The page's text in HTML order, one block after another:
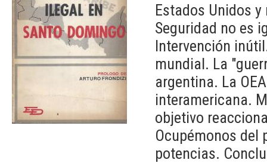
Estados Unidos
Seguridad no es
Intervención
mundial. La
argentina. La
interamericana.
objetivo
Ocupémonos del
potencias.